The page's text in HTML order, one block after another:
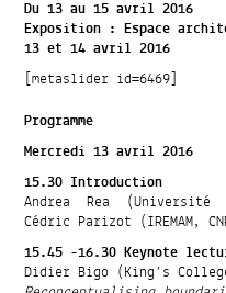
Du 13 au 15 avril 2016
Exposition : Espace
13 et 14 avril 2016
[metaslider id=6469]
Programme
Mercredi 13 avril 2016
15.30 Introduction
Andrea Rea (Université
Cédric Parizot (IREMAM,
15.45 -16.30 Keynote
Didier Bigo (King’s